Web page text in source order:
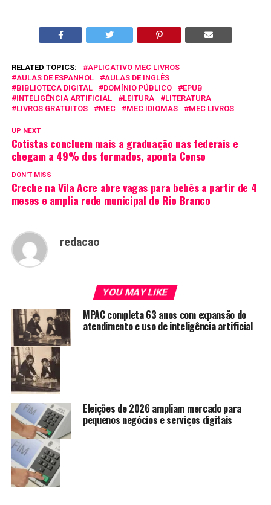
RELATED TOPICS:
APLICATIVO MEC LIVROS
AULAS DE ESPANHOL
AULAS DE INGLÊS
BIBLIOTECA DIGITAL
DOMÍNIO PÚBLICO
EPUB
INTELIGÊNCIA ARTIFICIAL
LEITURA
LITERATURA
LIVROS GRATUITOS
MEC MEC IDIOMAS MEC LIVROS
UP NEXT
Cotistas concluem mais a graduação nas federais e
chegam a 49% dos formados, aponta Censo
DON'T MISS
Creche na Vila Acre abre vagas para bebês a partir de 4
meses e amplia rede municipal de Rio Branco
redacao
YOU MAY LIKE
MPAC completa 63 anos com expansão do
atendimento e uso de inteligência artificial
Eleições de 2026 ampliam mercado para
pequenos negócios e serviços digitais